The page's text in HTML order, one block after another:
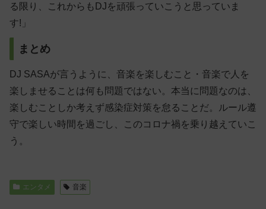
る限り、これからもDJを頑張っていこうと思っていま
す!」
まとめ
DJ SASAが言うように、音楽を楽しむこと・音楽で人を
楽しませることは何も問題ではない。本当に問題なのは、
楽しむことしか考えず感染症対策を怠ることだ。ルール遵
守で楽しい時間を過ごし、このコロナ禍を乗り越えていこ
う。
エンタメ 音楽